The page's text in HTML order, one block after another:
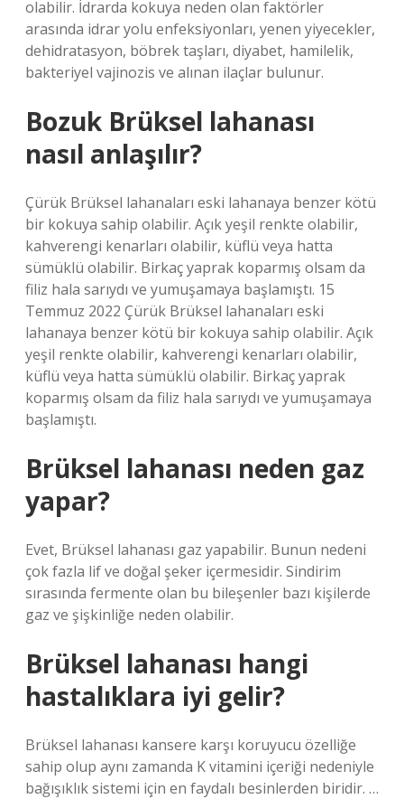
olabilir. İdrarda kokuya neden olan faktörler
arasında idrar yolu enfeksiyonları, yenen yiyecekler,
dehidratasyon, böbrek taşları, diyabet, hamilelik,
bakteriyel vajinozis ve alınan ilaçlar bulunur.
Bozuk Brüksel lahanası
nasıl anlaşılır?
Çürük Brüksel lahanaları eski lahanaya benzer kötü
bir kokuya sahip olabilir. Açık yeşil renkte olabilir,
kahverengi kenarları olabilir, küflü veya hatta
sümüklü olabilir. Birkaç yaprak koparmış olsam da
filiz hala sarıydı ve yumuşamaya başlamıştı. 15
Temmuz 2022 Çürük Brüksel lahanaları eski
lahanaya benzer kötü bir kokuya sahip olabilir. Açık
yeşil renkte olabilir, kahverengi kenarları olabilir,
küflü veya hatta sümüklü olabilir. Birkaç yaprak
koparmış olsam da filiz hala sarıydı ve yumuşamaya
başlamıştı.
Brüksel lahanası neden gaz
yapar?
Evet, Brüksel lahanası gaz yapabilir. Bunun nedeni
çok fazla lif ve doğal şeker içermesidir. Sindirim
sırasında fermente olan bu bileşenler bazı kişilerde
gaz ve şişkinliğe neden olabilir.
Brüksel lahanası hangi
hastalıklara iyi gelir?
Brüksel lahanası kansere karşı koruyucu özelliğe
sahip olup aynı zamanda K vitamini içeriği nedeniyle
bağışıklık sistemi için en faydalı besinlerden biridir. …